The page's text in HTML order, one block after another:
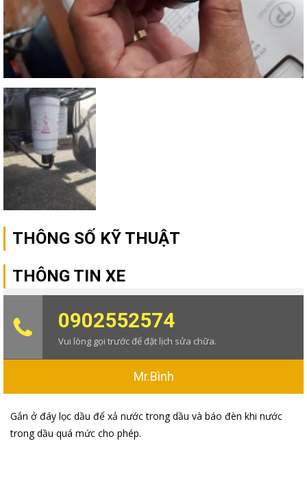
THÔNG SỐ KỸ THUẬT
THÔNG TIN XE
0902552574
Vui lòng gọi trước để đặt lịch sửa chữa.
Mr.Bình
Gắn ở đáy lọc dầu để xả nước trong dầu và báo đèn khi nước
trong dầu quá mức cho phép.